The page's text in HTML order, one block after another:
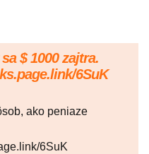
$ 1000 zajtra.
6SuK
ako peniaze
6SuK